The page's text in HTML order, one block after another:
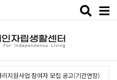
Toggle
지원사업 참여자 모집 공고(기간연장)